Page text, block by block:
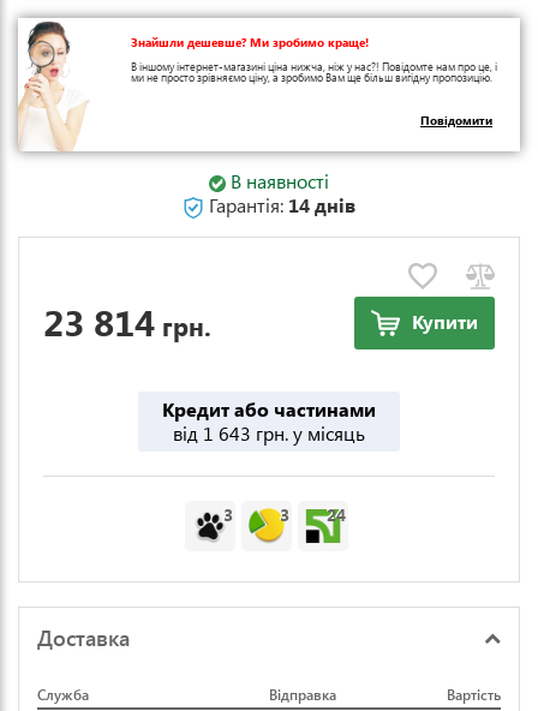
Знайшли дешевше? Ми зробимо краще!
В іншому інтернет-магазині ціна нижча, ніж у нас?! Повідомте нам про це, і
ми не просто зрівняємо ціну, а зробимо Вам ще більш вигідну пропозицію.
Повідомити
В наявності
Гарантія: 14 днів
23 814 грн. Купити
Кредит або частинами
від 1 643 грн. у місяць
3 3 24
Доставка
Служба Відправка Вартість